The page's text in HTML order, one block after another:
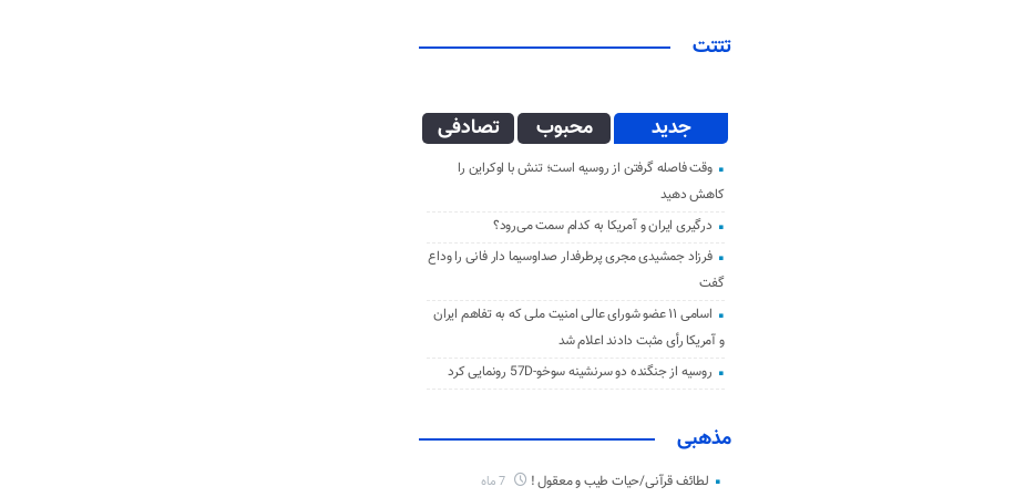
تتتت
جدید محبوب تصادفی
وقت فاصله گرفتن از روسیه است؛ تنش با اوکراین را
کاهش دهید
درگیری ایران و آمریکا به کدام سمت می‌رود؟
فرزاد جمشیدی مجری پرطرفدار صداوسیما دار فانی را وداع
گفت
اسامی ۱۱ عضو شورای عالی امنیت ملی که به تفاهم ایران
و آمریکا رأی مثبت دادند اعلام شد
روسیه از جنگنده دو سرنشینه سوخو-57D رونمایی کرد
مذهبی
لطائف قرآنی/حیات طیب و معقول !